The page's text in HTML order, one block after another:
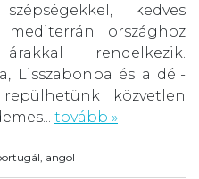
kedves
országhoz
rendelkezik.
Lisszabonba és a dél-
közvetlen
tovább »
angol